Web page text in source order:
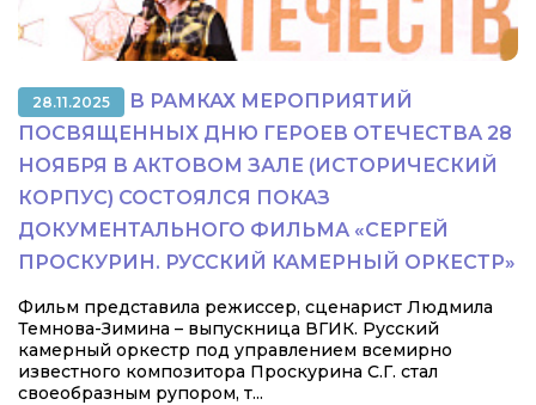
28.11.2025
В РАМКАХ МЕРОПРИЯТИЙ
ПОСВЯЩЕННЫХ ДНЮ ГЕРОЕВ ОТЕЧЕСТВА 28
НОЯБРЯ В АКТОВОМ ЗАЛЕ (ИСТОРИЧЕСКИЙ
КОРПУС) СОСТОЯЛСЯ ПОКАЗ
ДОКУМЕНТАЛЬНОГО ФИЛЬМА «СЕРГЕЙ
ПРОСКУРИН. РУССКИЙ КАМЕРНЫЙ ОРКЕСТР»
Фильм представила режиссер, сценарист Людмила
Темнова-Зимина – выпускница ВГИК. Русский
камерный оркестр под управлением всемирно
известного композитора Проскурина С.Г. стал
своеобразным рупором, т...